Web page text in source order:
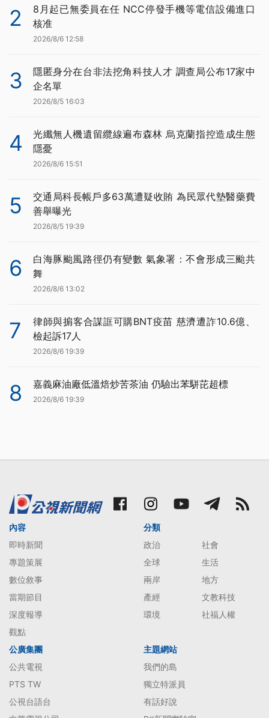
2
8月起已無委員在任 NCC停發手機等電信設備進口
核准
2026/8/6 12:58
3
隱匿身分在台非法挖角科技人才 調查局公布17家中
企名單
2026/8/5 16:03
4
光纖無人機遺留纜線遍布森林 烏克蘭指控造成生態
隱憂
2026/8/6 15:51
5
交通局科長帳戶多63萬遭疑收賄 為民眾代墊醫藥費
善舉曝光
2026/8/5 19:39
6
白海豚颱風路徑仍有變數 氣象署：不會形成三颱共
舞
2026/8/6 13:02
7
律師與掮客合謀誆可購BNT疫苗 慈濟遭詐10.6億、
檢起訴17人
2026/8/6 19:39
8 嘉義麻油廠低溫焙炒苦茶油 仍驗出苯駢芘超標
2026/8/6 19:39
內容
即時新聞
專題策展
數位敘事
當期節目
深度報導
觀點
分類
政治
社會
全球
生活
兩岸
地方
產經
文教科技
環境
社福人權
公廣集團
公共電視
PTS TW
公視台語台
主題網站
我們的島
獨立特派員
有話好說